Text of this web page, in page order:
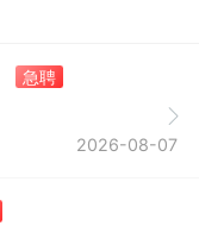
急聘
2026-08-07